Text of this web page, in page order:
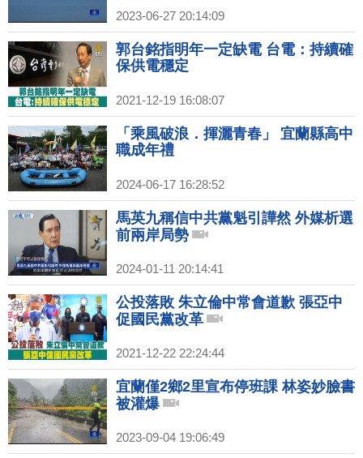
2023-06-27 20:14:09
郭台銘指明年一定缺電 台電：持續確
保供電穩定
2021-12-19 16:08:07
「乘風破浪．揮灑青春」 宜蘭縣高中
職成年禮
2024-06-17 16:28:52
馬英九稱信中共黨魁引譁然 外媒析選
前兩岸局勢
2024-01-11 20:14:41
公投落敗 朱立倫中常會道歉 張亞中
促國民黨改革
2021-12-22 22:24:44
宜蘭僅2鄉2里宣布停班課 林姿妙臉書
被灌爆
2023-09-04 19:06:49